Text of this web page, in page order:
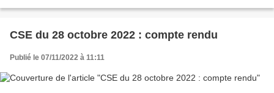
CSE du 28 octobre 2022 : compte rendu
Publié le 07/11/2022 à 11:11